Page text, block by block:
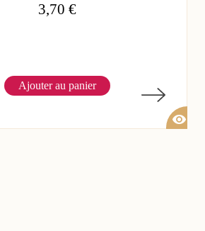
3,70 €
Ajouter au panier
visibility